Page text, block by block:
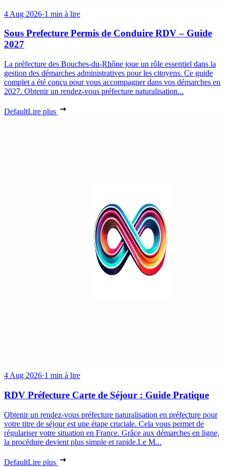
4 Aug 2026·1 min à lire
Sous Prefecture Permis de Conduire RDV – Guide
2027
La préfecture des Bouches-du-Rhône joue un rôle essentiel dans la
gestion des démarches administratives pour les citoyens. Ce guide
complet a été conçu pour vous accompagner dans vos démarches en
2027. Obtenir un rendez-vous préfecture naturalisation...
DefaultLire plus
4 Aug 2026·1 min à lire
RDV Préfecture Carte de Séjour : Guide Pratique
Obtenir un rendez-vous préfecture naturalisation en préfecture pour
votre titre de séjour est une étape cruciale. Cela vous permet de
régulariser votre situation en France. Grâce aux démarches en ligne,
la procédure devient plus simple et rapide.Le M...
DefaultLire plus